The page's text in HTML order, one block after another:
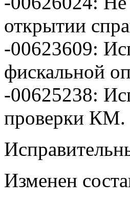
открытии
-00623609:
фискальной
-00625238:
проверки КМ.
Изменен